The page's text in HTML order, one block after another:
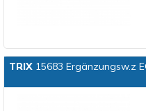
TRIX15683 Ergänzungsw.z